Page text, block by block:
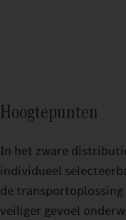
Hoogtepunten
In het zware
individueel
de transportoplossing
veiliger gevoel